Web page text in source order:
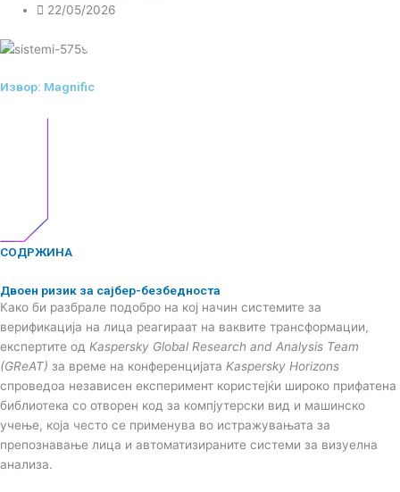
22/05/2026
Извор: Magnific
СОДРЖИНА
Двоен ризик за сајбер-безбедноста
Како би разбрале подобро на кој начин системите за
верификација на лица реагираат на ваквите трансформации,
експертите од Kaspersky Global Research and Analysis Team
(GReAT) за време на конференцијата Kaspersky Horizons
спроведоа независен експеримент користејќи широко прифатена
библиотека со отворен код за компјутерски вид и машинско
учење, која често се применува во истражувањата за
препознавање лица и автоматизираните системи за визуелна
анализа.